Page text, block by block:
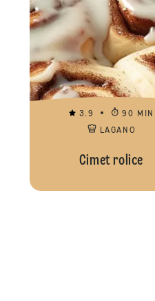
3.9
90 MIN
LAGANO
Cimet rolice